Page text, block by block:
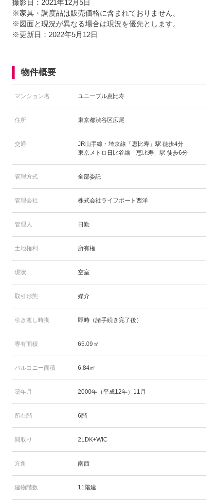
撮影日：2021年12月5日
※家具・調度品は販売価格に含まれておりません。
※図面と現況が異なる場合は現況を優先とします。
※更新日：2022年5月12日
物件概要
マンション名 ユニーブル恵比寿
住所 東京都渋谷区広尾
交通
JR山手線・埼京線「恵比寿」駅 徒歩4分
東京メトロ日比谷線「恵比寿」駅 徒歩6分
管理方式 全部委託
管理会社 株式会社ライフポート西洋
管理人 日勤
土地権利 所有権
現状 空室
取引形態 媒介
引き渡し時期 即時（諸手続き完了後）
専有面積 65.09㎡
バルコニー面積 6.84㎡
築年月 2000年（平成12年）11月
所在階 6階
間取り 2LDK+WIC
方角 南西
建物階数 11階建